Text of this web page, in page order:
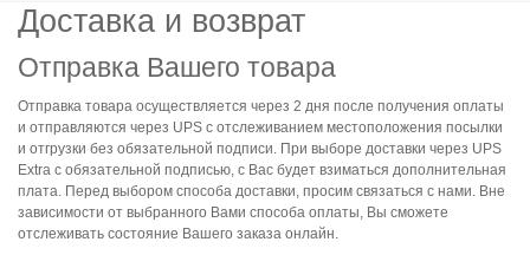
Доставка и возврат
Отправка Вашего товара
Отправка товара осуществляется через 2 дня после получения оплаты
и отправляются через UPS с отслеживанием местоположения посылки
и отгрузки без обязательной подписи. При выборе доставки через UPS
Extra с обязательной подписью, с Вас будет взиматься дополнительная
плата. Перед выбором способа доставки, просим связаться с нами. Вне
зависимости от выбранного Вами способа оплаты, Вы сможете
отслеживать состояние Вашего заказа онлайн.